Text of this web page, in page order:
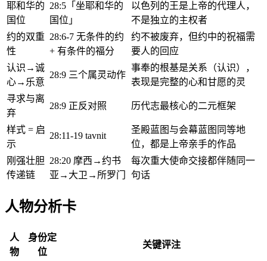
耶和华的
国位
28:5「坐耶和华的
国位」
以色列的王是上帝的代理人，
不是独立的主权者
约的双重
性
28:6-7 无条件的约
+ 有条件的福分
约不被废弃，但约中的祝福需
要人的回应
认识→诚
心→乐意
28:9 三个属灵动作
事奉的根基是关系（认识），
表现是完整的心和甘愿的灵
寻求与离
弃
28:9 正反对照 历代志最核心的二元框架
样式 = 启
示
28:11-19 tavnit
圣殿蓝图与会幕蓝图同等地
位，都是上帝亲手的作品
刚强壮胆
传递链
28:20 摩西→约书
亚→大卫→所罗门
每次重大使命交接都伴随同一
句话
人物分析卡
人
物
身份定
位
关键评注